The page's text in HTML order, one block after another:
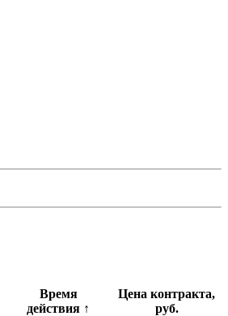
Время
действия ↑
Цена контракта,
руб.